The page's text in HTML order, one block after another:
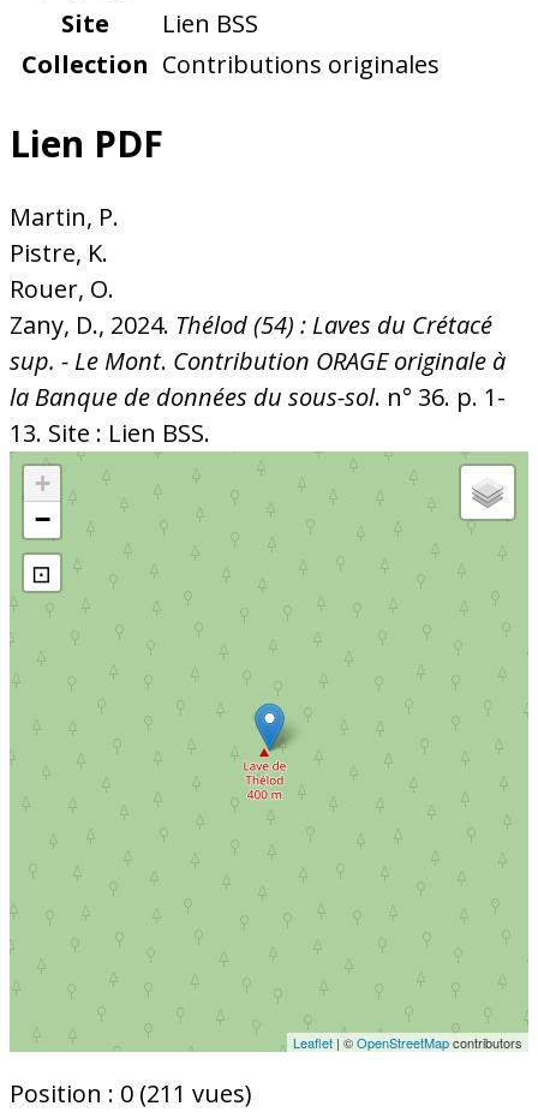
Site
Lien BSS
Collection Contributions originales
Lien PDF
Martin, P.
Pistre, K.
Rouer, O.
Zany, D., 2024. Thélod (54) : Laves du Crétacé
sup. - Le Mont. Contribution ORAGE originale à
la Banque de données du sous-sol. n° 36. p. 1-
13. Site : Lien BSS.
+
−
⊡
Leaflet | ©OpenStreetMapcontributors
Position : 0(211 vues)